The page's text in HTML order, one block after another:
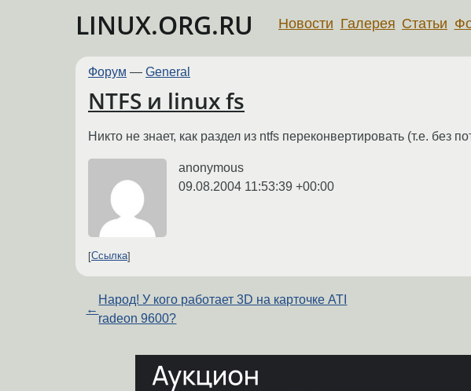
LINUX.ORG.RU Новости Галерея Статьи
Форум — General
NTFS и linux fs
Никто не знает, как раздел из ntfs переконвертировать (т.е. без
anonymous
09.08.2004 11:53:39 +00:00
Ссылка
←
Народ! У кого работает 3D на карточке ATI
radeon 9600?